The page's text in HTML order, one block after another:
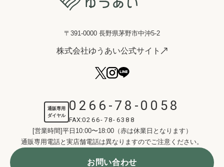
〒391-0000 長野県茅野市中沖5-2
株式会社ゆうあい公式サイト
通販専用
ダイヤル
0266-78-0058
FAX:0266-78-6388
[営業時間]平日10:00〜18:00（赤は休業日となります）
通販専用電話と実店舗電話は異なりますのでご注意ください。
お問い合わせ